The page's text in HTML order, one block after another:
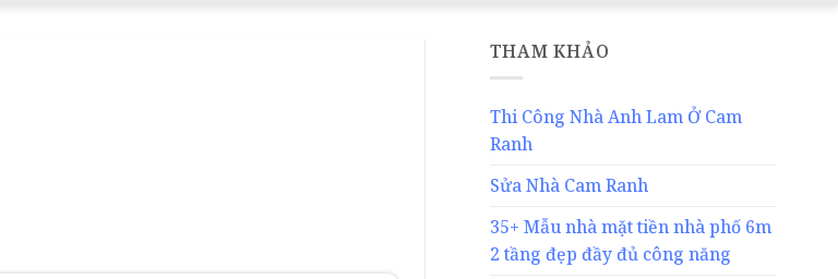
THAM KHẢO
Thi Công Nhà Anh Lam Ở Cam
Ranh
Sửa Nhà Cam Ranh
35+ Mẫu nhà mặt tiền nhà phố 6m
2 tầng đẹp đầy đủ công năng